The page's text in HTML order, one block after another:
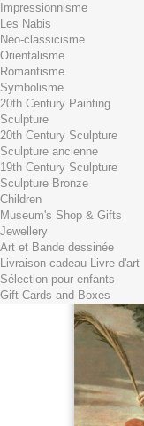
Product
your
Quantity
Total
There is 1
Total products (tax incl.)
Total shipping TTC
Total (tax incl.)
Continue shopping
Impressionnisme
Les Nabis
Néo-classicisme
Orientalisme
Romantisme
Symbolisme
20th Century Painting
Sculpture
20th Century Sculpture
Sculpture ancienne
19th Century Sculpture
Sculpture Bronze
Children
Museum's Shop & Gifts
Jewellery
Art et Bande dessinée
Livraison cadeau Livre d'art
Sélection pour enfants
Gift Cards and Boxes